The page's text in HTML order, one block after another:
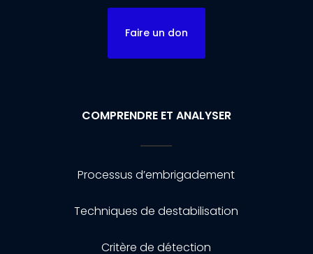
Faire un don
COMPRENDRE ET ANALYSER
Processus d’embrigadement
Techniques de destabilisation
Critère de détection